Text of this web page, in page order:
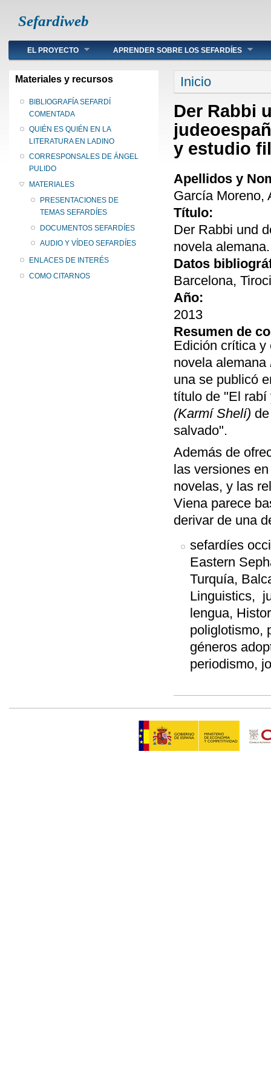
Sefardiweb
Main menu
EL PROYECTO APRENDER SOBRE LOS SEFARDÍES
Materiales y recursos
BIBLIOGRAFÍA SEFARDÍ
COMENTADA
QUIÉN ES QUIÉN EN LA
LITERATURA EN LADINO
CORRESPONSALES DE ÁNGEL
PULIDO
MATERIALES
PRESENTACIONES DE
TEMAS SEFARDÍES
DOCUMENTOS SEFARDÍES
AUDIO Y VÍDEO SEFARDÍES
ENLACES DE INTERÉS
COMO CITARNOS
Se encuentra
Inicio
Der Rabbi
y estudio
Apellidos y
García Moreno,
Título:
Der Rabbi und
novela
Datos
Barcelona,
Año:
2013
Resumen de
Edición crítica y
novela alemana
una se publicó
título de "El
(Karmí Shelí)
salvado".
Además de
las versiones
novelas, y las
Viena parece
derivar de una
sefardíes
Eastern
Turquía,
Linguistics,
lengua,
poliglotismo,
géneros
periodismo,